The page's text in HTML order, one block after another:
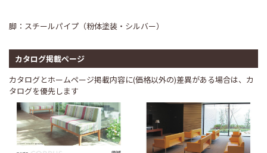
脚：スチールパイプ（粉体塗装・シルバー）
カタログ掲載ページ
カタログとホームページ掲載内容に(価格以外の)差異がある場合は、カ
タログを優先します